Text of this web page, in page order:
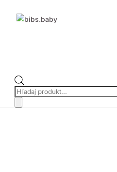
Products
search